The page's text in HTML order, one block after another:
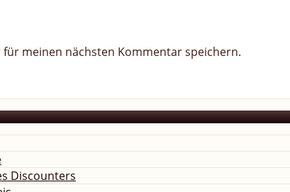
meinen nächsten Kommentar speichern.
Discounters